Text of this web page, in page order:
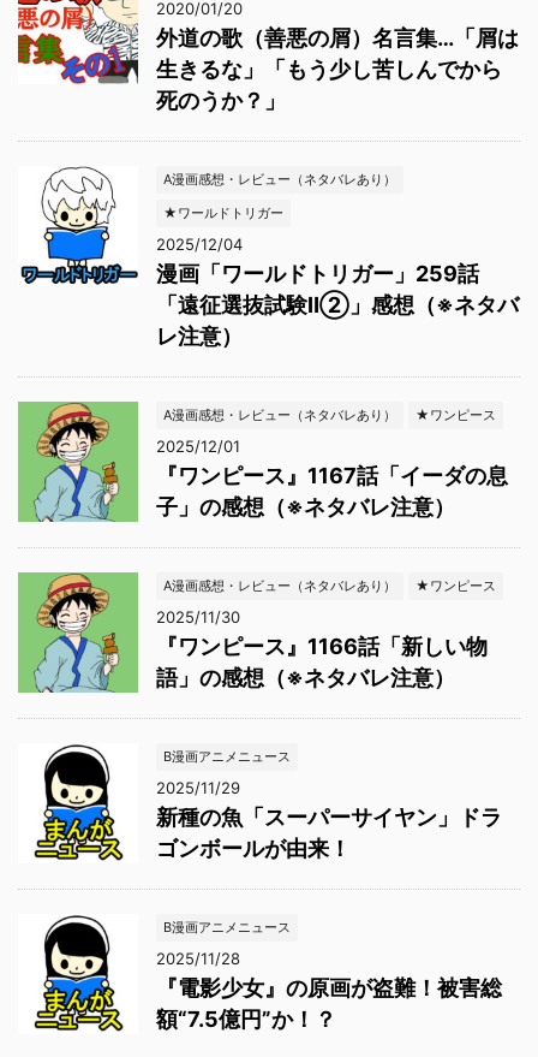
2020/01/20
外道の歌（善悪の屑）名言集…「屑は
生きるな」「もう少し苦しんでから
死のうか？」
A漫画感想・レビュー（ネタバレあり）
★ワールドトリガー
2025/12/04
漫画「ワールドトリガー」259話
「遠征選抜試験Ⅱ②」感想（※ネタバ
レ注意）
A漫画感想・レビュー（ネタバレあり） ★ワンピース
2025/12/01
『ワンピース』1167話「イーダの息
子」の感想（※ネタバレ注意）
A漫画感想・レビュー（ネタバレあり） ★ワンピース
2025/11/30
『ワンピース』1166話「新しい物
語」の感想（※ネタバレ注意）
B漫画アニメニュース
2025/11/29
新種の魚「スーパーサイヤン」ドラ
ゴンボールが由来！
B漫画アニメニュース
2025/11/28
『電影少女』の原画が盗難！被害総
額“7.5億円”か！？